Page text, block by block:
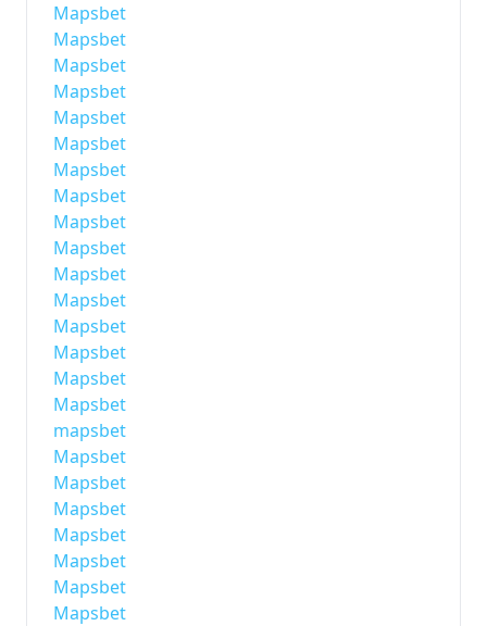
Mapsbet
Mapsbet
Mapsbet
Mapsbet
Mapsbet
Mapsbet
Mapsbet
Mapsbet
Mapsbet
Mapsbet
Mapsbet
Mapsbet
Mapsbet
Mapsbet
Mapsbet
Mapsbet
mapsbet
Mapsbet
Mapsbet
Mapsbet
Mapsbet
Mapsbet
Mapsbet
Mapsbet